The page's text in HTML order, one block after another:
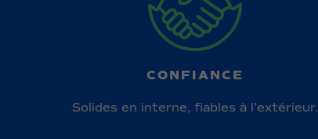
CONFIANCE
Solides en interne, fiables à l’extérieur.